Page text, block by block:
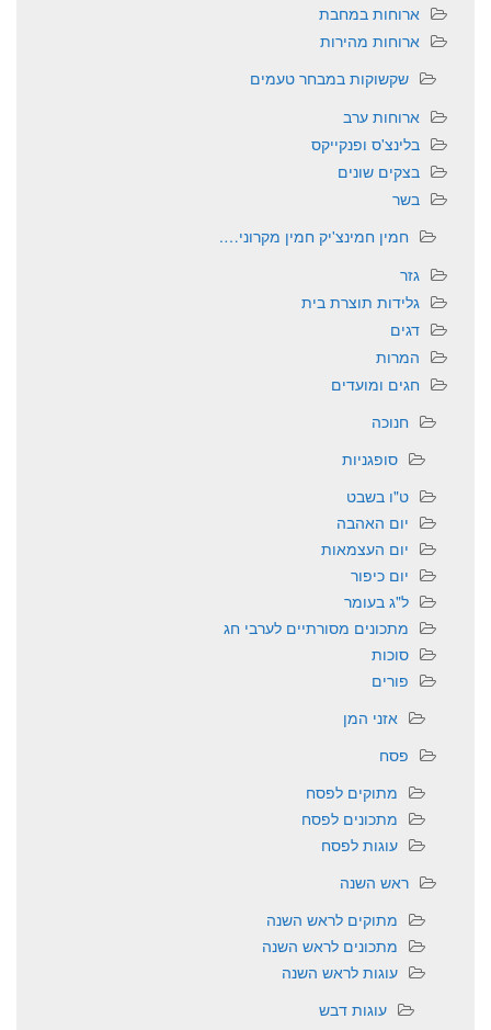
ארוחות במחבת
ארוחות מהירות
שקשוקות במבחר טעמים
ארוחות ערב
בלינצ'ס ופנקייקס
בצקים שונים
בשר
חמין חמינצ'יק חמין מקרוני….
גזר
גלידות תוצרת בית
דגים
המרות
חגים ומועדים
חנוכה
סופגניות
ט"ו בשבט
יום האהבה
יום העצמאות
יום כיפור
ל"ג בעומר
מתכונים מסורתיים לערבי חג
סוכות
פורים
אזני המן
פסח
מתוקים לפסח
מתכונים לפסח
עוגות לפסח
ראש השנה
מתוקים לראש השנה
מתכונים לראש השנה
עוגות לראש השנה
עוגות דבש